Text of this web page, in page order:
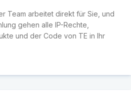
Team arbeitet direkt für Sie, und
gehen alle IP-Rechte,
und der Code von TE in Ihr